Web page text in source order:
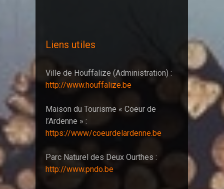
Liens utiles
Ville de Houffalize (Administration) :
http://www.houffalize.be
Maison du Tourisme « Coeur de
l’Ardenne » :
https://www/coeurdelardenne.be
Parc Naturel des Deux Ourthes :
http://www.pndo.be